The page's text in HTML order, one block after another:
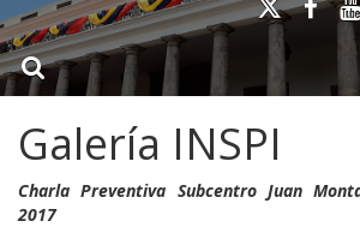
Galería INSPI
Charla Preventiva Subcentro Juan
2017